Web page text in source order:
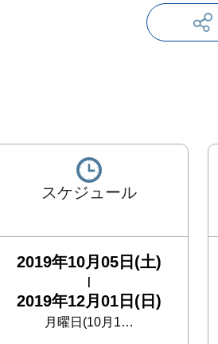
スケジュール
2019年10月05日(土)
2019年12月01日(日)
月曜日(10月1…